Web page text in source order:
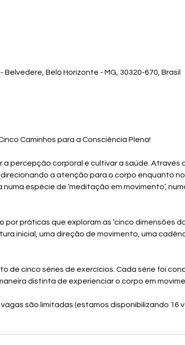
Belo Horizonte - MG, 30320-670, Brasil
Caminhos para a Consciência Plena!
percepção corporal e cultivar a saúde. Através
a atenção para o corpo enquanto
espécie de ‘meditação em movimento’,
por práticas que exploram as ‘cinco dimensões
inicial, uma direção de movimento, uma
de cinco séries de exercícios. Cada série foi
distinta de experienciar o corpo em
são limitadas (estamos disponibilizando 16